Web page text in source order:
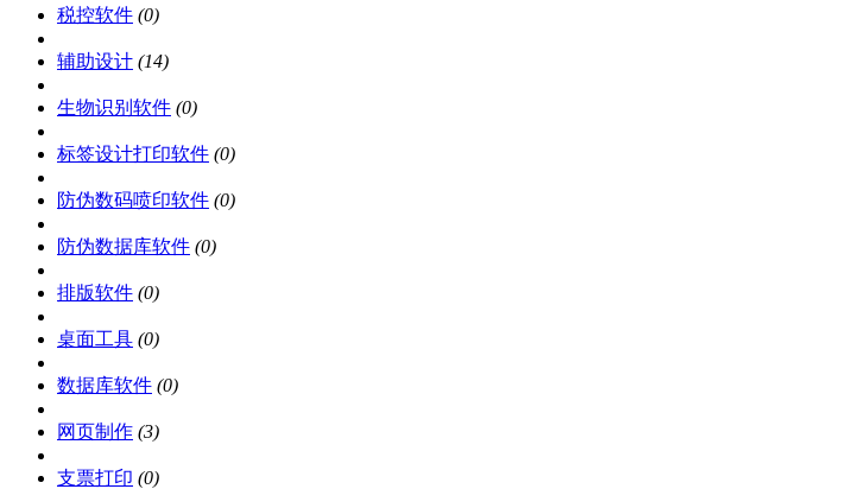
税控软件 (0)
辅助设计 (14)
生物识别软件 (0)
标签设计打印软件 (0)
防伪数码喷印软件 (0)
防伪数据库软件 (0)
排版软件 (0)
桌面工具 (0)
数据库软件 (0)
网页制作 (3)
支票打印 (0)